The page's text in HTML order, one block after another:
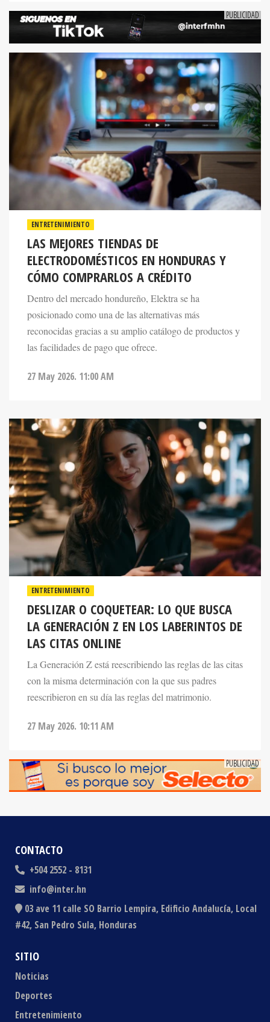
LAS MEJORES TIENDAS DE
ELECTRODOMÉSTICOS EN HONDURAS Y
CÓMO COMPRARLOS A CRÉDITO
Dentro del mercado hondureño, Elektra se ha
posicionado como una de las alternativas más
reconocidas gracias a su amplio catálogo de productos y
las facilidades de pago que ofrece.
ENTRETENIMIENTO
DESLIZAR O COQUETEAR: LO QUE BUSCA
LA GENERACIÓN Z EN LOS LABERINTOS DE
LAS CITAS ONLINE
La Generación Z está reescribiendo las reglas de las citas
con la misma determinación con la que sus padres
reescribieron en su día las reglas del matrimonio.
CONTACTO
+504 2552 - 8131
info@inter.hn
03 ave 11 calle SO Barrio Lempira, Edificio Andalucía, Local
#42, San Pedro Sula, Honduras
SITIO
Noticias
Deportes
Entretenimiento